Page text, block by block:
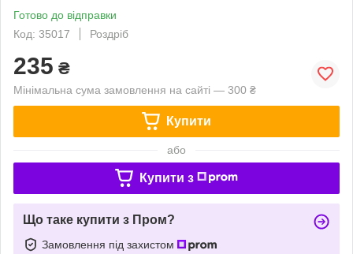
Готово до відправки
Код: 35017
Роздріб
235 ₴
Мінімальна сума замовлення на сайті — 300 ₴
Купити
або
Купити з
Що таке купити з Пром?
Замовлення під захистом